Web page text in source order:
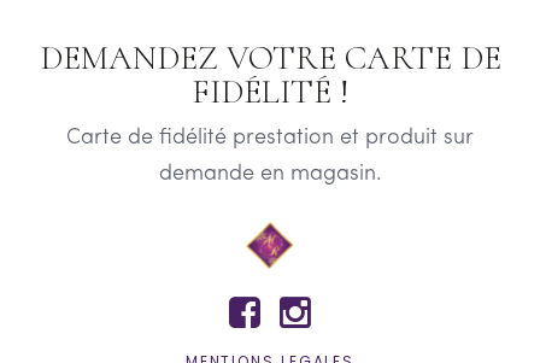
DEMANDEZ VOTRE CARTE DE
FIDÉLITÉ !
Carte de fidélité prestation et produit sur
demande en magasin.
 